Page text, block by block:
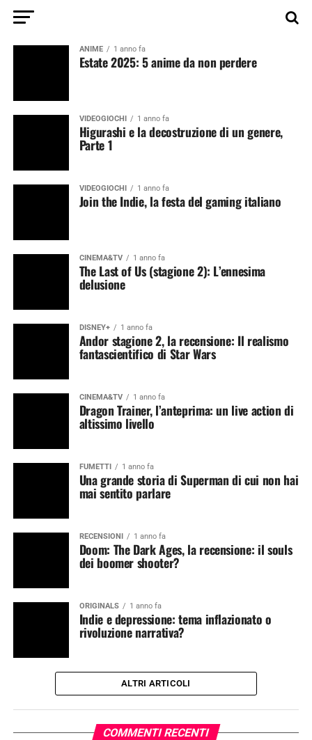
ANIME 1 anno fa
Estate 2025: 5 anime da non perdere
VIDEOGIOCHI 1 anno fa
Higurashi e la decostruzione di un genere,
Parte 1
VIDEOGIOCHI 1 anno fa
Join the Indie, la festa del gaming italiano
CINEMA&TV 1 anno fa
The Last of Us (stagione 2): L’ennesima
delusione
DISNEY+ 1 anno fa
Andor stagione 2, la recensione: Il realismo
fantascientifico di Star Wars
CINEMA&TV 1 anno fa
Dragon Trainer, l’anteprima: un live action di
altissimo livello
FUMETTI 1 anno fa
Una grande storia di Superman di cui non hai
mai sentito parlare
RECENSIONI 1 anno fa
Doom: The Dark Ages, la recensione: il souls
dei boomer shooter?
ORIGINALS 1 anno fa
Indie e depressione: tema inflazionato o
rivoluzione narrativa?
ALTRI ARTICOLI
COMMENTI RECENTI